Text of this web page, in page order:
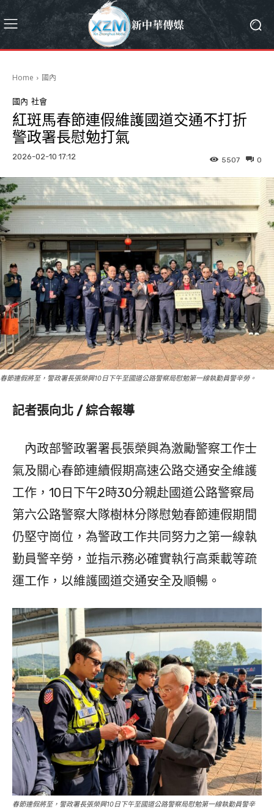
Home 國內
國內 社會
紅斑馬春節連假維護國道交通不打折
警政署長慰勉打氣
2026-02-10 17:12 0
5507
春節連假將至，警政署長張榮興10日下午至國道公路警察局慰勉第一線執勤員警辛勞。
記者張向北 / 綜合報導
內政部警政署署長張榮興為激勵警察工作士
氣及關心春節連續假期高速公路交通安全維護
工作，10日下午2時30分親赴國道公路警察局
第六公路警察大隊樹林分隊慰勉春節連假期間
仍堅守崗位，為警政工作共同努力之第一線執
勤員警辛勞，並指示務必確實執行高乘載等疏
運工作，以維護國道交通安全及順暢。
春節連假將至，警政署長張榮興10日下午至國道公路警察局慰勉第一線執勤員警辛